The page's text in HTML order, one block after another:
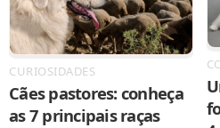
CURIOSIDADES
Cães pastores: conheça
as 7 principais raças